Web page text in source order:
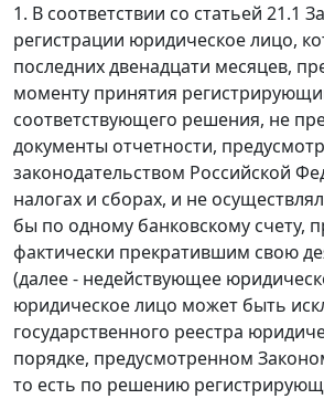
1. В соответствии со статьей 21.1
регистрации юридическое лицо,
последних двенадцати месяцев,
моменту принятия
соответствующего решения, не
документы отчетности,
законодательством Российской
налогах и сборах, и не
бы по одному банковскому счету,
фактически прекратившим свою
(далее - недействующее
юридическое лицо может быть
государственного реестра
порядке, предусмотренном
то есть по решению